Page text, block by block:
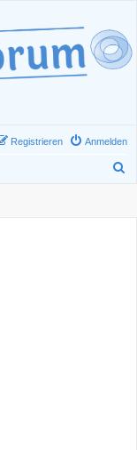
Anmelden
Registrieren